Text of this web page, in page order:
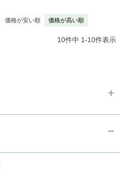
価格が安い順 価格が高い順
10件中 1-10件表示